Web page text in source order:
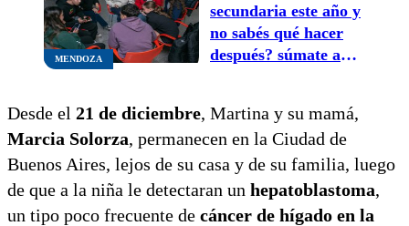
MENDOZA
secundaria este año y
no sabés qué hacer
después? súmate a
orientación
vocacional
Desde el 21 de diciembre, Martina y su mamá,
Marcia Solorza, permanecen en la Ciudad de
Buenos Aires, lejos de su casa y de su familia, luego
de que a la niña le detectaran un hepatoblastoma,
un tipo poco frecuente de cáncer de hígado en la